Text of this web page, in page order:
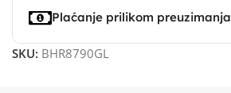
Plaćanje prilikom preuzimanja
SKU: BHR8790GL